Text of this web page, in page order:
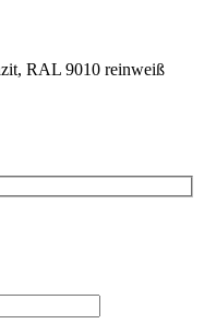
RAL 9010 reinweiß